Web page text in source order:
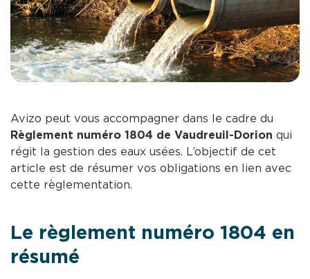
Avizo peut vous accompagner dans le cadre du
Règlement numéro 1804 de Vaudreuil-Dorion qui
régit la gestion des eaux usées. L’objectif de cet
article est de résumer vos obligations en lien avec
cette règlementation.
Le règlement numéro 1804 en
résumé